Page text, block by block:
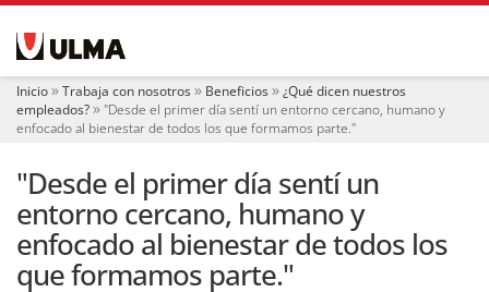
e Inicio Trabaja con nosotros Beneficios
¿Qué dicen nuestros
empleados?
"Desde el primer día sentí un entorno cercano, humano y
enfocado al bienestar de todos los que formamos parte."
"Desde el primer día sentí un
entorno cercano, humano y
enfocado al bienestar de todos los
que formamos parte."